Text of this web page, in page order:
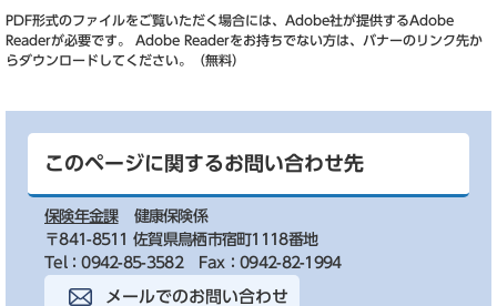
PDF形式のファイルをご覧いただく場合には、Adobe社が提供するAdobe
Readerが必要です。
Adobe Readerをお持ちでない方は、バナーのリンク先か
らダウンロードしてください。（無料）
このページに関するお問い合わせ先
保険年金課
健康保険係
〒841-8511 佐賀県鳥栖市宿町1118番地
Tel：0942-85-3582
Fax：0942-82-1994
メールでのお問い合わせ